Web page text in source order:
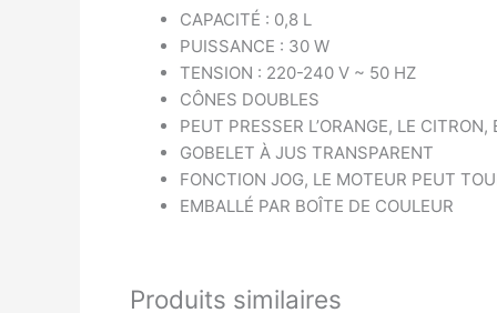
CAPACITÉ : 0,8 L
PUISSANCE : 30 W
TENSION : 220-240 V ~ 50 HZ
CÔNES DOUBLES
PEUT PRESSER L’ORANGE, LE CITRON,
GOBELET À JUS TRANSPARENT
FONCTION JOG, LE MOTEUR PEUT
EMBALLÉ PAR BOÎTE DE COULEUR
Produits similaires